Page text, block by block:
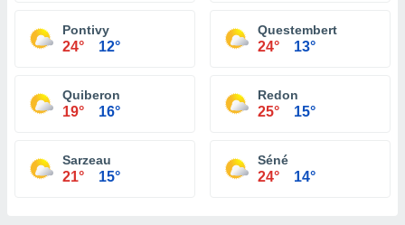
Pontivy
24° 12°
Questembert
24° 13°
Quiberon
19° 16°
Redon
25° 15°
Sarzeau
21° 15°
Séné
24° 14°